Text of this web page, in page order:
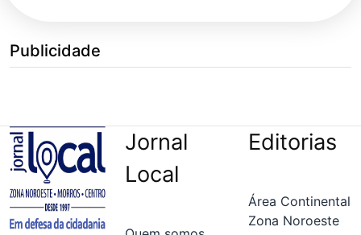
Publicidade
Jornal
Local
Editorias
Área Continental
Zona Noroeste